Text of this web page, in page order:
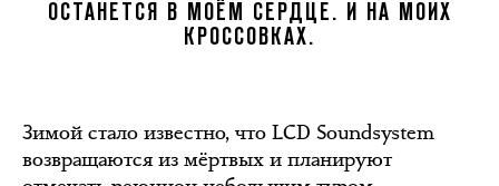
ОСТАНЕТСЯ В МОЁМ СЕРДЦЕ. И НА МОИХ
КРОССОВКАХ.
Зимой стало известно, что LCD Soundsystem
возвращаются из мёртвых и планируют